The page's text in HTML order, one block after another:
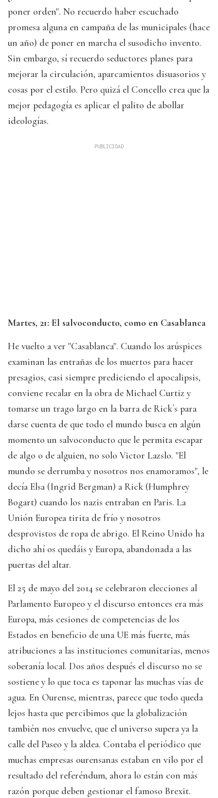
poner orden". No recuerdo haber escuchado
promesa alguna en campaña de las municipales (hace
un año) de poner en marcha el susodicho invento.
Sin embargo, sí recuerdo seductores planes para
mejorar la circulación, aparcamientos disuasorios y
cosas por el estilo. Pero quizá el Concello crea que la
mejor pedagogía es aplicar el palito de abollar
ideologías.
Martes, 21: El salvoconducto, como en Casablanca
He vuelto a ver "Casablanca". Cuando los arúspices
examinan las entrañas de los muertos para hacer
presagios, casi siempre prediciendo el apocalipsis,
conviene recalar en la obra de Michael Curtiz y
tomarse un trago largo en la barra de Rick´s para
darse cuenta de que todo el mundo busca en algún
momento un salvoconducto que le permita escapar
de algo o de alguien, no solo Victor Lazslo. "El
mundo se derrumba y nosotros nos enamoramos", le
decía Elsa (Ingrid Bergman) a Rick (Humphrey
Bogart) cuando los nazis entraban en Paris. La
Unión Europea tirita de frío y nosotros
desprovistos de ropa de abrigo. El Reino Unido ha
dicho ahí os quedáis y Europa, abandonada a las
puertas del altar.
El 25 de mayo del 2014 se celebraron elecciones al
Parlamento Europeo y el discurso entonces era más
Europa, más cesiones de competencias de los
Estados en beneficio de una UE más fuerte, más
atribuciones a las instituciones comunitarias, menos
soberanía local. Dos años después el discurso no se
sostiene y lo que toca es taponar las muchas vías de
agua. En Ourense, mientras, parece que todo queda
lejos hasta que percibimos que la globalización
también nos envuelve, que el universo supera ya la
calle del Paseo y la aldea. Contaba el periódico que
muchas empresas ourensanas estaban en vilo por el
resultado del referéndum, ahora lo están con más
razón porque deben gestionar el famoso Brexit.